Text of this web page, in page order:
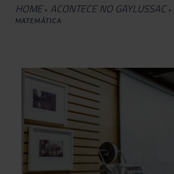
HOME » ACONTECE NO GAYLUSSAC »
MATEMÁTICA